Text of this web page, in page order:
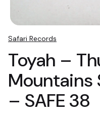
Safari Records
Toyah ‎–
Mountains
‎– SAFE 38